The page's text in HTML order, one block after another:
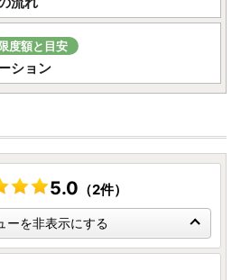
度額と目安
ション
5.0 （2件）
ーを非表示にする